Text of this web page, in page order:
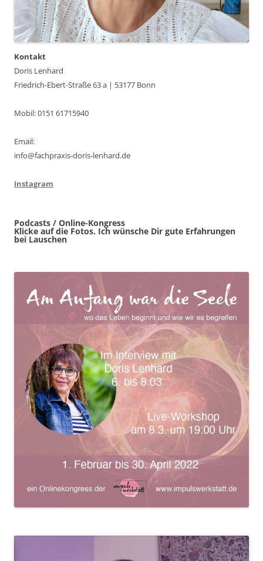
Kontakt
Doris Lenhard
Friedrich-Ebert-Straße 63 a | 53177 Bonn
Mobil: 0151 61715940
Email:
info@fachpraxis-doris-lenhard.de
Instagram
Podcasts / Online-Kongress
Klicke auf die Fotos. Ich wünsche Dir gute Erfahrungen
bei Lauschen